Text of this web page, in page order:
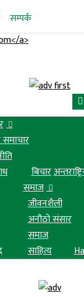
सम्पर्क
बिचार
समाज
जीवनशैली
अनौठो संसार
समाज
साहित्य